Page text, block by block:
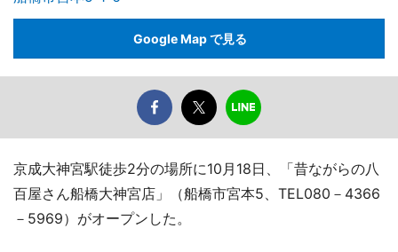
Google Map で見る
京成大神宮駅徒歩2分の場所に10月18日、「昔ながらの八
百屋さん船橋大神宮店」（船橋市宮本5、TEL080－4366
－5969）がオープンした。